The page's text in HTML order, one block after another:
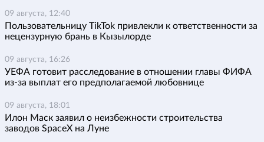
09 августа, 12:40
Пользовательницу TikTok привлекли к ответственности за
нецензурную брань в Кызылорде
09 августа, 16:26
УЕФА готовит расследование в отношении главы ФИФА
из-за выплат его предполагаемой любовнице
09 августа, 18:01
Илон Маск заявил о неизбежности строительства
заводов SpaceX на Луне